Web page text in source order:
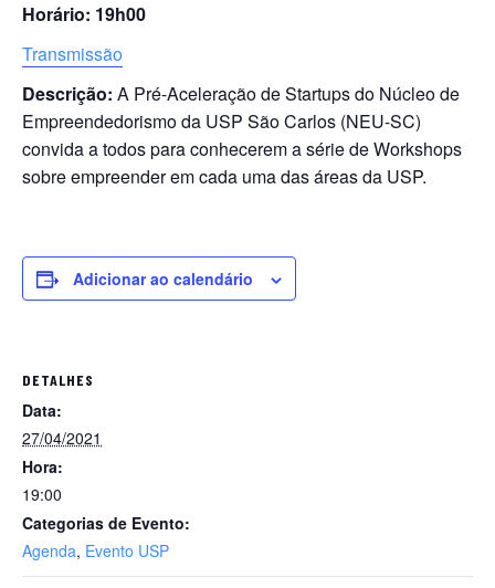
Horário: 19h00
Transmissão
Descrição: A Pré-Aceleração de Startups do Núcleo de
Empreendedorismo da USP São Carlos (NEU-SC)
convida a todos para conhecerem a série de Workshops
sobre empreender em cada uma das áreas da USP.
Adicionar ao calendário
DETALHES
Data:
27/04/2021
Hora:
19:00
Categorias de Evento:
Agenda, Evento USP